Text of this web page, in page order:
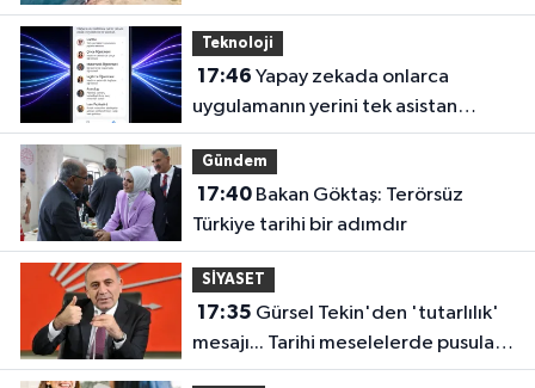
Teknoloji
17:46
uygulamanın yerini tek asistan
alabilir
Gündem
17:40Bakan Göktaş: Terörsüz
Türkiye tarihi bir adımdır
SİYASET
17:35
mesajı... Tarihi meselelerde pusula
net olmalı